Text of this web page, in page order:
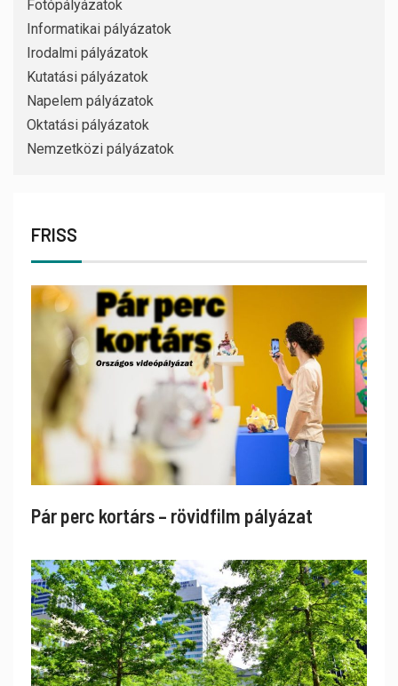
Fotópályázatok
Informatikai pályázatok
Irodalmi pályázatok
Kutatási pályázatok
Napelem pályázatok
Oktatási pályázatok
Nemzetközi pályázatok
FRISS
Pár perc kortárs – rövidfilm pályázat